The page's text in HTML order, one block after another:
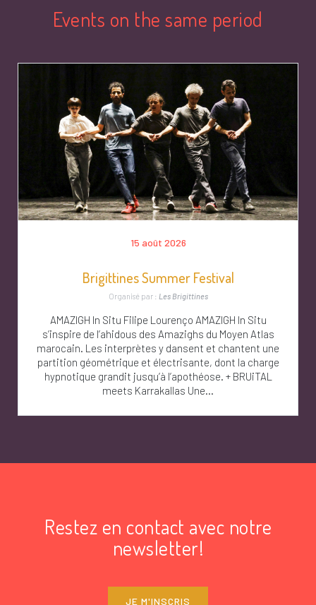
Events on the same period
15 août 2026
Brigittines Summer Festival
Organisé par : Les Brigittines
AMAZIGH In Situ Filipe Lourenço AMAZIGH In Situ
s’inspire de l’ahidous des Amazighs du Moyen Atlas
marocain. Les interprètes y dansent et chantent une
partition géométrique et électrisante, dont la charge
hypnotique grandit jusqu’à l’apothéose. + BRUiTAL
meets Karrakallas Une...
Restez en contact avec notre
newsletter!
JE M'INSCRIS